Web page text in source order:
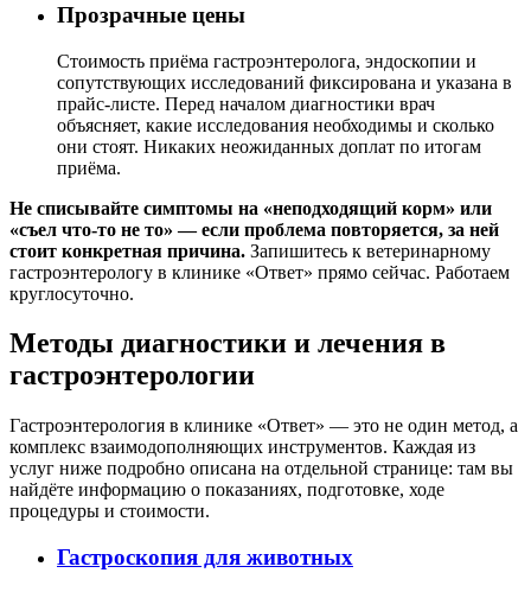
Прозрачные цены
Стоимость приёма гастроэнтеролога, эндоскопии и
сопутствующих исследований фиксирована и указана в
прайс-листе. Перед началом диагностики врач
объясняет, какие исследования необходимы и сколько
они стоят. Никаких неожиданных доплат по итогам
приёма.
Не списывайте симптомы на «неподходящий корм» или
«съел что-то не то» — если проблема повторяется, за ней
стоит конкретная причина. Запишитесь к ветеринарному
гастроэнтерологу в клинике «Ответ» прямо сейчас. Работаем
круглосуточно.
Методы диагностики и лечения в
гастроэнтерологии
Гастроэнтерология в клинике «Ответ» — это не один метод, а
комплекс взаимодополняющих инструментов. Каждая из
услуг ниже подробно описана на отдельной странице: там вы
найдёте информацию о показаниях, подготовке, ходе
процедуры и стоимости.
Гастроскопия для животных